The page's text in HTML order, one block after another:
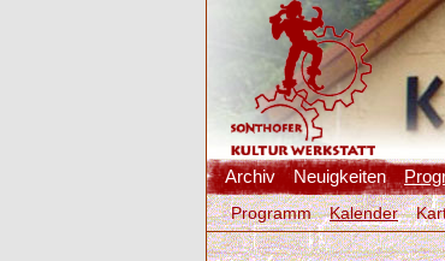
Archiv Neuigkeiten
Programm Kalender